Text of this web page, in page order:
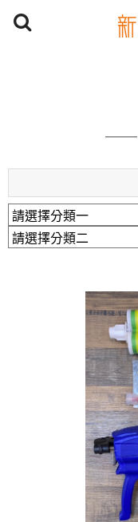
捷運： 中和線【
原Line已滿
開車：中山路1段
捷運： 中和線【
原Line已滿